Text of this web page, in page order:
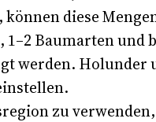
diese
Baumarten und
werden. Holunder
zu